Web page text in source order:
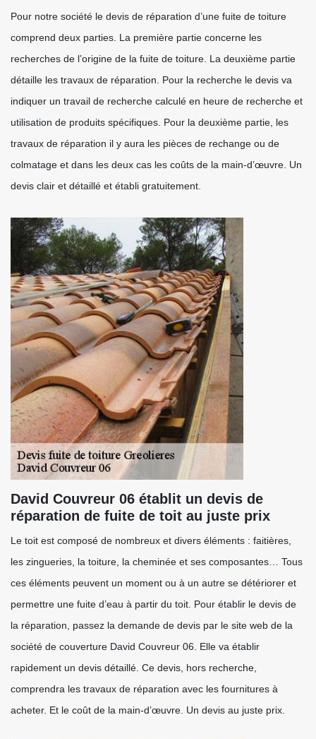
Pour notre société le devis de réparation d’une fuite de toiture
comprend deux parties. La première partie concerne les
recherches de l’origine de la fuite de toiture. La deuxième partie
détaille les travaux de réparation. Pour la recherche le devis va
indiquer un travail de recherche calculé en heure de recherche et
utilisation de produits spécifiques. Pour la deuxième partie, les
travaux de réparation il y aura les pièces de rechange ou de
colmatage et dans les deux cas les coûts de la main-d’œuvre. Un
devis clair et détaillé et établi gratuitement.
David Couvreur 06 établit un devis de
réparation de fuite de toit au juste prix
Le toit est composé de nombreux et divers éléments : faitières,
les zingueries, la toiture, la cheminée et ses composantes… Tous
ces éléments peuvent un moment ou à un autre se détériorer et
permettre une fuite d’eau à partir du toit. Pour établir le devis de
la réparation, passez la demande de devis par le site web de la
société de couverture David Couvreur 06. Elle va établir
rapidement un devis détaillé. Ce devis, hors recherche,
comprendra les travaux de réparation avec les fournitures à
acheter. Et le coût de la main-d’œuvre. Un devis au juste prix.